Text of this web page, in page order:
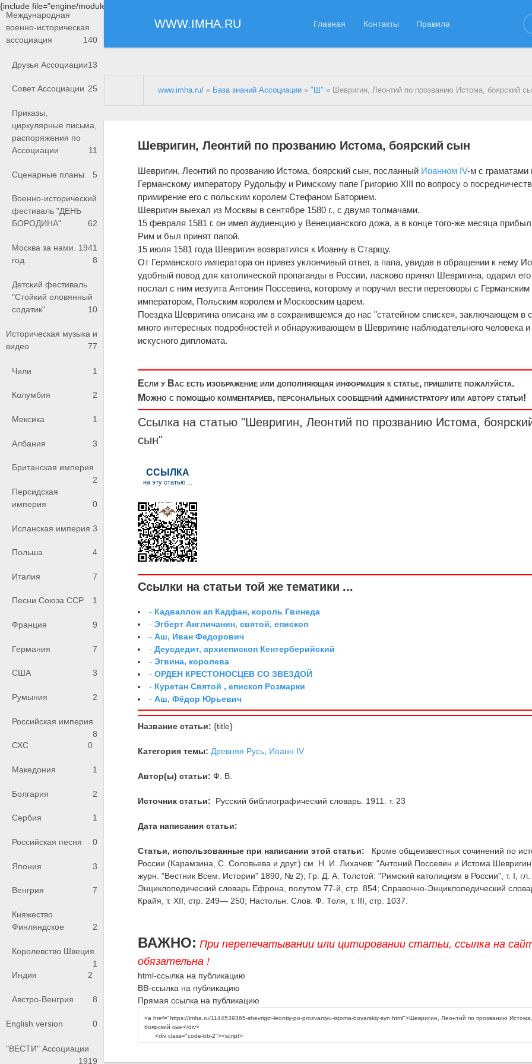
{include file="engine/modules/saperu/head.php"}
WWW.IMHA.RU Главная Контакты Правила
Международная
военно-историческая
ассоциация
140
Друзья Ассоциации13
Совет Ассоциации 25
Приказы,
циркулярные письма,
распоряжения по
Ассоциации
11
Сценарные планы 5
Военно-исторический
фестиваль "ДЕНЬ
БОРОДИНА"
62
Москва за нами. 1941
год.
8
Детский фестиваль
"Стойкий оловянный
содатик"
10
Историческая музыка и
видео
77
Чили 1
Колумбия 2
Мексика 1
Албания 3
Британская империя
2
Персидская
империя
0
Испанская империя 3
Польша 4
Италия 7
Песни Союза ССР 1
Франция 9
Германия 7
США 3
Румыния 2
Российская империя
8
СХС
0
Македония 1
Болгария 2
Сербия 1
Российская песня 0
Япония 3
Венгрия 7
Княжество
Финляндское
2
Королевство Швеция
1
Индия
2
Австро-Венгрия 8
English version 0
"ВЕСТИ" Ассоциации
1919
www.imha.ru/ » База знаний Ассоциации »"Ш" » Шевригин, Леонтий по прозванию Истома, боярский
Шевригин, Леонтий по прозванию Истома, боярский сын
Шевригин, Леонтий по прозванию Истома, боярский сын, посланный Иоанном IV-м с граматами
Германскому императору Рудольфу и Римскому папе Григорию XIII по вопросу о
примирение его с польским королем Стефаном Баторием.
Шевригин выехал из Москвы в сентябре 1580 г., с двумя толмачами.
15 февраля 1581 г. он имел аудиенцию у Венецианского дожа, а в конце того-же месяца
Рим и был принят папой.
15 июля 1581 года Шевригин возвратился к Иоанну в Старщу.
От Германского императора он привез уклончивый ответ, а папа, увидав в обращении к нему
удобный повод для католической пропаганды в России, ласково принял Шевригина, одарил
послал с ним иезуита Антония Поссевина, которому и поручил вести переговоры с Германским
императором, Польским королем и Московским царем.
Поездка Шевригина описана им в сохранившемся до нас "статейном списке», заключающем в
много интересных подробностей и обнаруживающем в Шевригине наблюдательного человека и
искусного дипломата.
Если у Вас есть изображение или дополняющая информация к статье, пришлите пожалуйста.
Можно с помощью комментариев, персональных сообщений администратору или автору статьи!
Ссылка на статью "Шевригин, Леонтий по прозванию Истома,
сын"
Ссылки на статьи той же тематики ...
- Кадваллон ап Кадфан, король Гвинеда
-Эгберт Англичанин, святой, епископ
-Аш, Иван Федорович
-Деусдедит, архиепископ Кентерберийский
-Эгвина, королева
-ОРДЕН КРЕСТОНОСЦЕВ СО ЗВЕЗДОЙ
- Куретан Святой , епископ Розмарки
-Аш, Фёдор Юрьевич
Название статьи: {title}
Категория темы: Древняя Русь Иоанн IV
Автор(ы) статьи: Ф. В.
Источник статьи: Русский библиографический словарь. 1911. т. 23
Дата написания статьи:
Статьи, использованные при написании этой статьи:
Кроме общеизвестных сочинений по
России (Карамзина, С. Соловьева и друг.) см. Н. И. Лихачев: "Антоний Поссевин и Истома
журн. "Вестник Всем. Истории" 1890, № 2); Гр. Д. А. Толстой: "Римский католицизм в России", т. I, гл.
Энциклопедический словарь Ефрона, полутом 77-й, стр. 854; Справочно-Энциклопедический
Крайя, т. XII, стр. 249— 250; Настольн. Слов. Ф. Толя, т. III, стр. 1037.
ВАЖНО: При перепечатывании или цитировании статьи, ссылка на
обязательна !
html-ссылка на публикацию
BB-ссылка на публикацию
Прямая ссылка на публикацию